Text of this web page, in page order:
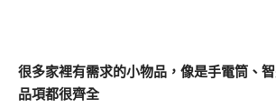
很多家裡有需求的小物品，像是手電筒、
品項都很齊全